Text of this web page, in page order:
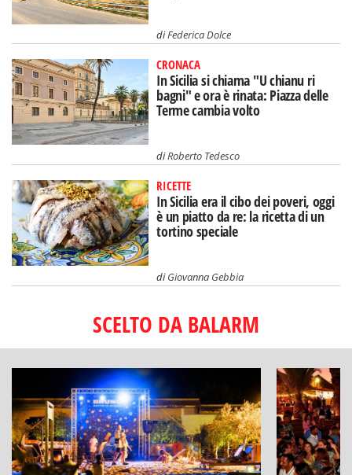
diFederica Dolce
CRONACA
In Sicilia si chiama "U chianu ri
bagni" e ora è rinata: Piazza delle
Terme cambia volto
diRoberto Tedesco
RICETTE
In Sicilia era il cibo dei poveri, oggi
è un piatto da re: la ricetta di un
tortino speciale
diGiovanna Gebbia
SCELTO DA BALARM